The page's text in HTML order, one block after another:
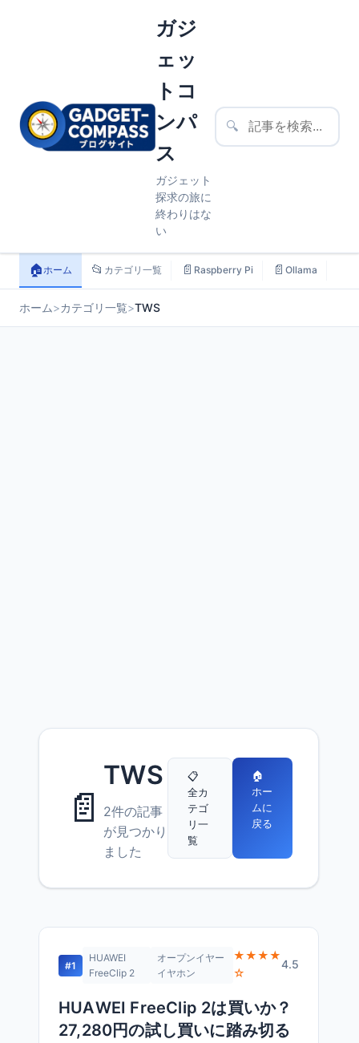
ガジ
ェッ
トコ
ンパ
ス
ガジェット
探求の旅に
終わりはな
い
🔍
🏠ホーム 📂 カテゴリ一覧 📄 Raspberry Pi 📄 Ollama
ホーム>カテゴリ一覧>TWS
📄
TWS
2件の記事
が見つかり
ました
📋
全カ
テゴ
リ一
覧
🏠
ホー
ムに
戻る
#1
HUAWEI
FreeClip 2
オープンイヤー
イヤホン
★★★★
☆
4.5
HUAWEI FreeClip 2は買いか？
27,280円の試し買いに踏み切る